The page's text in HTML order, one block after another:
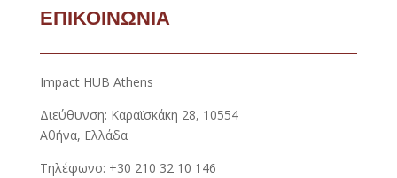
ΕΠΙΚΟΙΝΩΝΙΑ
Impact HUB Athens
Διεύθυνση: Καραϊσκάκη 28, 10554
Αθήνα, Ελλάδα
Τηλέφωνο: +30 210 32 10 146